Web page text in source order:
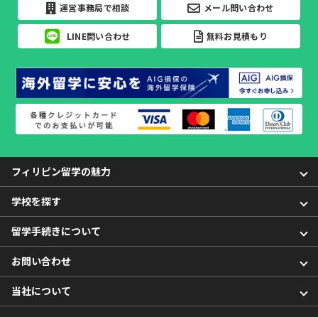
運営事務局で相談 メール問い合わせ
LINE問い合わせ 無料お見積もり
フィリピン留学の魅力
学校を探す
留学手続きについて
お問い合わせ
当社について